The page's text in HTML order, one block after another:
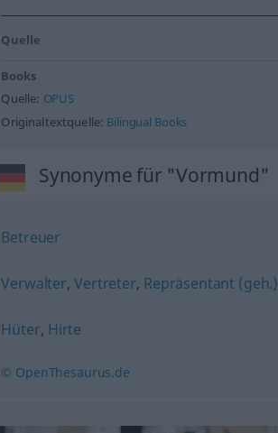
Quelle
Books
Quelle: OPUS
Originaltextquelle: Bilingual Books
Synonyme für "Vormund"
Betreuer
Verwalter,Vertreter, Repräsentant (geh.)
Hüter, Hirte
© OpenThesaurus.de